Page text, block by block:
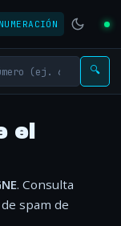
NUMERACIÓN
🔍
el
. Consulta
spam de